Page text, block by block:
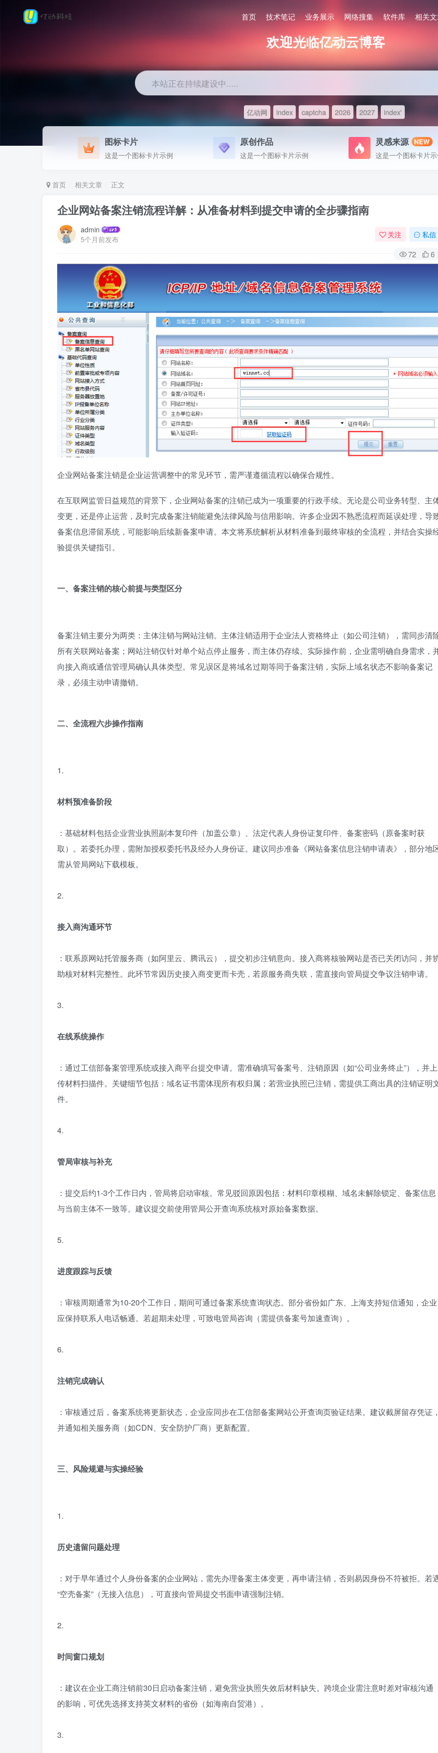
首页 技术笔记 业务展示 网络搜集 软件库 相关
欢迎光临亿动云博客
本站正在持续建设中.....
亿动网 index captcha 2026 2027 index'
图标卡片
这是一个图标卡片示例
原创作品
这是一个图标卡片示例
灵感来源 NEW
这是一个图标卡片
首页 相关文章 正文
企业网站备案注销流程详解：从准备材料到提交申请的全步骤指南
admin
5个月前发布
关注 私信
72 6
企业网站备案注销是企业运营调整中的常见环节，需严谨遵循流程以确保合规性。
在互联网监管日益规范的背景下，企业网站备案的注销已成为一项重要的行政手续。无论是公司业务转型、主
变更，还是停止运营，及时完成备案注销能避免法律风险与信用影响。许多企业因不熟悉流程而延误处理，导
备案信息滞留系统，可能影响后续新备案申请。本文将系统解析从材料准备到最终审核的全流程，并结合实操
验提供关键指引。
一、备案注销的核心前提与类型区分
备案注销主要分为两类：主体注销与网站注销。主体注销适用于企业法人资格终止（如公司注销），需同步清
所有关联网站备案；网站注销仅针对单个站点停止服务，而主体仍存续。实际操作前，企业需明确自身需求，
向接入商或通信管理局确认具体类型。常见误区是将域名过期等同于备案注销，实际上域名状态不影响备案记
录，必须主动申请撤销。
二、全流程六步操作指南
1.
材料预准备阶段
：基础材料包括企业营业执照副本复印件（加盖公章）、法定代表人身份证复印件、备案密码（原备案时获
取）。若委托办理，需附加授权委托书及经办人身份证。建议同步准备《网站备案信息注销申请表》，部分地
需从管局网站下载模板。
2.
接入商沟通环节
：联系原网站托管服务商（如阿里云、腾讯云），提交初步注销意向。接入商将核验网站是否已关闭访问，并
助核对材料完整性。此环节常因历史接入商变更而卡壳，若原服务商失联，需直接向管局提交争议注销申请。
3.
在线系统操作
：通过工信部备案管理系统或接入商平台提交申请。需准确填写备案号、注销原因（如“公司业务终止”），并上
传材料扫描件。关键细节包括：域名证书需体现所有权归属；若营业执照已注销，需提供工商出具的注销证明
件。
4.
管局审核与补充
：提交后约1-3个工作日内，管局将启动审核。常见驳回原因包括：材料印章模糊、域名未解除锁定、备案信息
与当前主体不一致等。建议提交前使用管局公开查询系统核对原始备案数据。
5.
进度跟踪与反馈
：审核周期通常为10-20个工作日，期间可通过备案系统查询状态。部分省份如广东、上海支持短信通知，企业
应保持联系人电话畅通。若超期未处理，可致电管局咨询（需提供备案号加速查询）。
6.
注销完成确认
：审核通过后，备案系统将更新状态，企业应同步在工信部备案网站公开查询页验证结果。建议截屏留存凭证
并通知相关服务商（如CDN、安全防护厂商）更新配置。
三、风险规避与实操经验
1.
历史遗留问题处理
：对于早年通过个人身份备案的企业网站，需先办理备案主体变更，再申请注销，否则易因身份不符被拒。若
“空壳备案”（无接入信息），可直接向管局提交书面申请强制注销。
2.
时间窗口规划
：建议在企业工商注销前30日启动备案注销，避免营业执照失效后材料缺失。跨境企业需注意时差对审核沟通
的影响，可优先选择支持英文材料的省份（如海南自贸港）。
3.